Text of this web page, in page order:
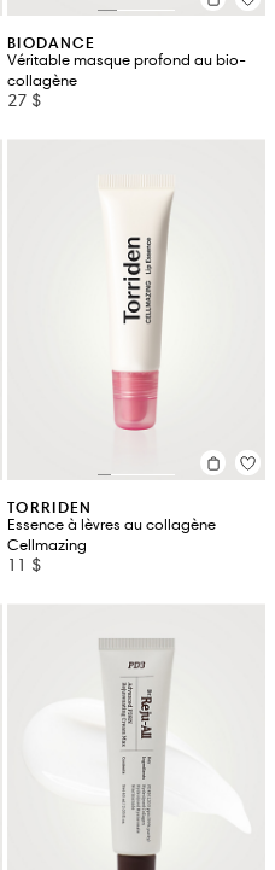
BIODANCE
Véritable masque profond au bio-
collagène
27 $
TORRIDEN
Essence à lèvres au collagène
Cellmazing
11 $